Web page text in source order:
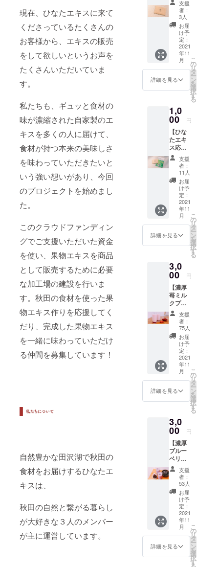
現在、ひなたエキスに来て
くださっているたくさんの
お客様から、エキスの販売
をして欲しいというお声を
たくさんいただいていま
す。
私たちも、ギュッと食材の
味が濃縮された自家製のエ
キスを多くの人に届けて、
食材が持つ本来の美味しさ
を味わっていただきたいと
いう強い想いがあり、今回
のプロジェクトを始めまし
た。
このクラウドファンディン
グでご支援いただいた資金
を使い、果物エキスを商品
として販売するために必要
な加工場の建設を行いま
す。秋田の食材を使った果
物エキス作りを応援してく
だり、完成した果物エキス
を一緒に味わっていただけ
る仲間を募集しています！
自然豊かな田沢湖で秋田の
食材をお届けするひなたエ
キスは、
秋田の自然と繋がる暮らし
が大好きな３人のメンバー
が主に運営しています。
画していま
す。加工場
建設のため
にクラウド
ファンディ
ングにも挑
戦中です！
①】 ひ
なたエ
キスの
加工場
作りを
応援す
るプラ
ンで
す。 感
謝の気
持ちを
込めた
をお送
りさせ
ていた
だきま
す。 ⚫︎
感謝の
お手紙
支援
者：
3人
お届
け予
定：
2021
年11
月
詳細を見る
こ
の
リ
タ
ー
ン
を
選
択
す
る
1,0
00 円
【ひな
たエキ
ス応援
プラン
②】 ひ
なたエ
キスの
加工場
作りを
応援す
るプラ
ンで
す。 感
謝の気
持ちを
込めた
と、 ひ
なたエ
キスの
メン
バーで
作成し
てい
る、 自
然と繋
がるラ
イフス
タイル
マガジ
ン「ひ
なた暮
らし」
をお届
お手紙
⚫︎ひな
た暮ら
しマガ
ジン
2021年
秋号
支援
者：
11人
お届
け予
定：
2021
年11
月
詳細を見る
こ
の
リ
タ
ー
ン
を
選
択
す
る
3,0
00 円
【濃厚
苺ミル
クプラ
ン】 ひ
なたエ
キス自
家製の
苺エキ
スの美
味しさ
をご家
庭でも
楽しめ
るプラ
ンで
す。秋
海高原
の恵み
を受け
育った
ジャー
ジー牛
の濃厚
ミルク
とセッ
トでお
送りし
ます。
苺エキ
スと鳥
海高原
の濃厚
ミルク
支援
者：
75人
お届
け予
定：
2021
年11
月
詳細を見る
こ
の
リ
タ
ー
ン
を
選
択
す
る
3,0
00 円
【濃厚
ブルー
ベリー
ラッ
シープ
ラン】
ひなた
エキス
自家製
のブ
ルーベ
リーエ
キスの
美味し
さをご
家庭で
支援
者：
53人
お届
け予
定：
2021
年11
月
詳細を見る
こ
の
リ
タ
ー
ン
を
選
択
す